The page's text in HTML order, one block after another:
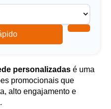
personalizadas é uma
promocionais que
alto engajamento e